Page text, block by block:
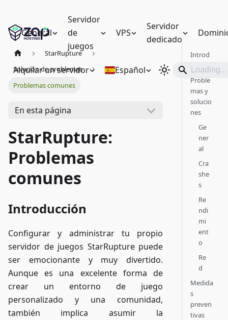
General
Servidor
de
juegos
VPS
Servidor
dedicado
Alquilar un servidor Español
StarRupture
Solución de problemas
Problemas comunes
En esta página
StarRupture:
Problemas
comunes
Introducción
Configurar y administrar tu propio
servidor de juegos StarRupture puede
ser emocionante y muy divertido.
Aunque es una excelente forma de
crear un entorno de juego
personalizado y una comunidad,
también implica asumir la
Introd
ucción
Proble
mas y
solucio
nes
Ge
ner
al
Cra
she
s
Re
ndi
mi
ent
o
Re
d
Medida
s
preven
tivas